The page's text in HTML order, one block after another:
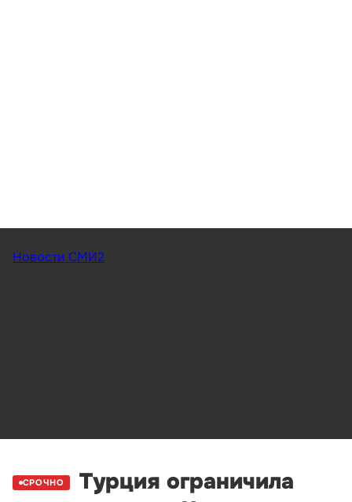
Новости СМИ2
СРОЧНО
Турция ограничила